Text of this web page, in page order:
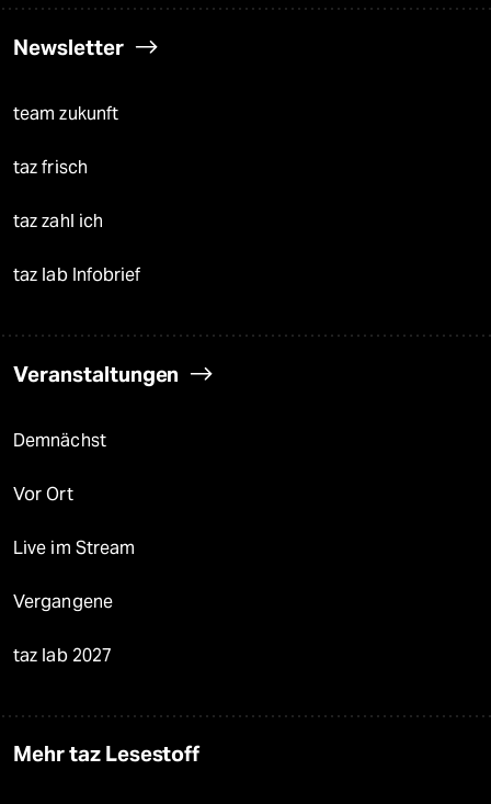
Newsletter
team zukunft
taz frisch
taz zahl ich
taz lab Infobrief
Veranstaltungen
Demnächst
Vor Ort
Live im Stream
Vergangene
taz lab 2027
Mehr taz Lesestoff